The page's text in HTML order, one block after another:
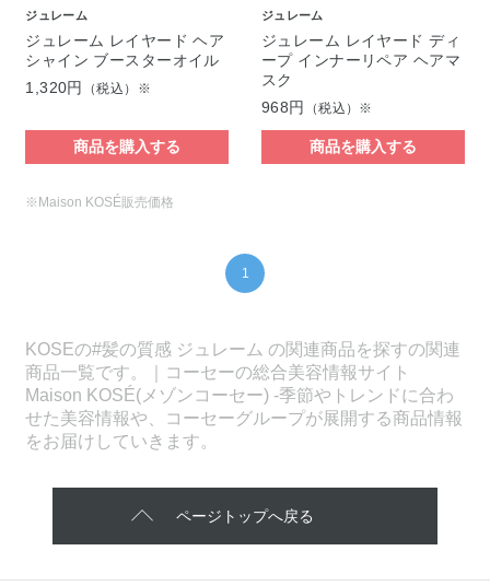
ジュレーム
ジュレーム レイヤード ヘア
シャイン ブースターオイル
1,320円
（税込）※
商品を購入する
ジュレーム
ジュレーム レイヤード ディ
ープ インナーリペア ヘアマ
スク
968円
（税込）※
商品を購入する
※Maison KOSÉ販売価格
1
KOSEの#髪の質感 ジュレーム の関連商品を探すの関連
商品一覧です。｜コーセーの総合美容情報サイト
Maison KOSÉ(メゾンコーセー) -季節やトレンドに合わ
せた美容情報や、コーセーグループが展開する商品情報
をお届けしていきます。
ページトップへ戻る